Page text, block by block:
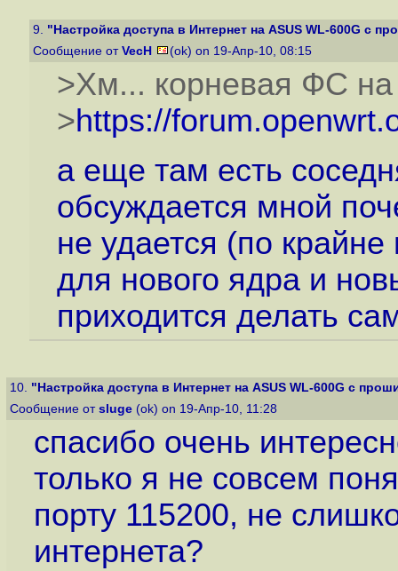
9. "Настройка доступа в Интернет на ASUS WL-600G с
Сообщение от VecH (ok) on 19-Апр-10, 08:15
>Хм... корневая ФС
>https://
а еще там есть
обсуждается мной
не удается (по
для нового ядра и
приходится делать
10. "Настройка доступа в Интернет на ASUS WL-600G с
Сообщение от sluge (ok) on 19-Апр-10, 11:28
спасибо очень
только я не совсем
порту 115200, не
интернета?